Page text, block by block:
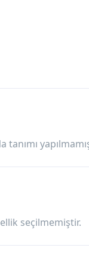
seçilmemiştir.